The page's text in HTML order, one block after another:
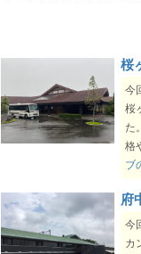
塩山CC
2026-07-08
あらら
について
2026-07-06
大洗ゴ
2026-07-03
太平洋
2026-07-03
太平洋
2026-07-03
太平洋
桜
今
桜
た
格
ブ
府
今
カ